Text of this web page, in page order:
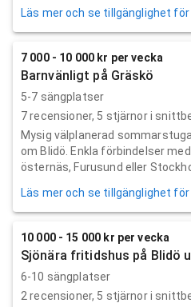
Läs mer och se tillgänglighet
7 000 - 10 000 kr per vecka
Barnvänligt på Gräskö
5-7 sängplatser
7recensioner, 5 stjärnor i
Mysig välplanerad
om Blidö. Enkla förbindelser
östernäs, Furusund eller
Läs mer och se tillgänglighet
10 000 - 15 000 kr per vecka
Sjönära fritidshus på Blidö
6-10 sängplatser
2 recensioner, 5 stjärnor i